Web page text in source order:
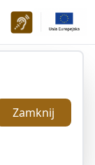
Zamknij
swój czas